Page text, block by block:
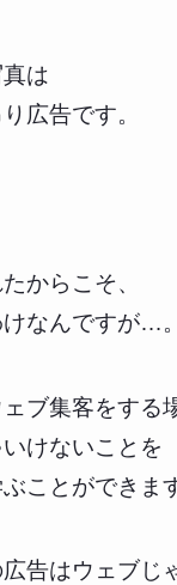
は
広告です。
からこそ、
なんですが…。
ブ集客をする
けないことを
ことができま
告はウェブじ